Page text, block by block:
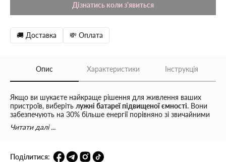
Дізнатись коли з'явиться
🚚 Доставка 💸 Оплата
Опис Характеристики Інструкція
Якщо ви шукаєте найкраще рішення для живлення ваших
пристроїв, виберіть лужні батареї підвищеної ємності. Вони
забезпечують на 30% більше енергії порівняно зі звичайними
лужними батареями, що робить їх ідеальними для пристроїв
із високим споживанням енергії. Ці батареї гарантують
заміну джерел живлення. Відмінний вибір для фотоапаратів,
Читати далі ...
Поділитися: